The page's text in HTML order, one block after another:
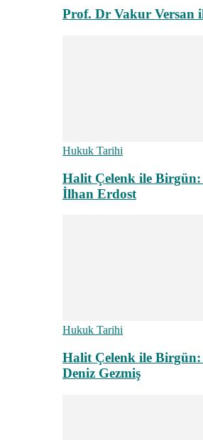
Prof. Dr Vakur Versan
Hukuk Tarihi
Halit Çelenk ile Birgün:
İlhan Erdost
Hukuk Tarihi
Halit Çelenk ile
Deniz Gezmiş